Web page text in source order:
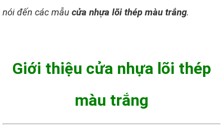
nói đến các mẫu cửa nhựa lõi thép màu trắng.
Giới thiệu cửa nhựa lõi thép
màu trắng